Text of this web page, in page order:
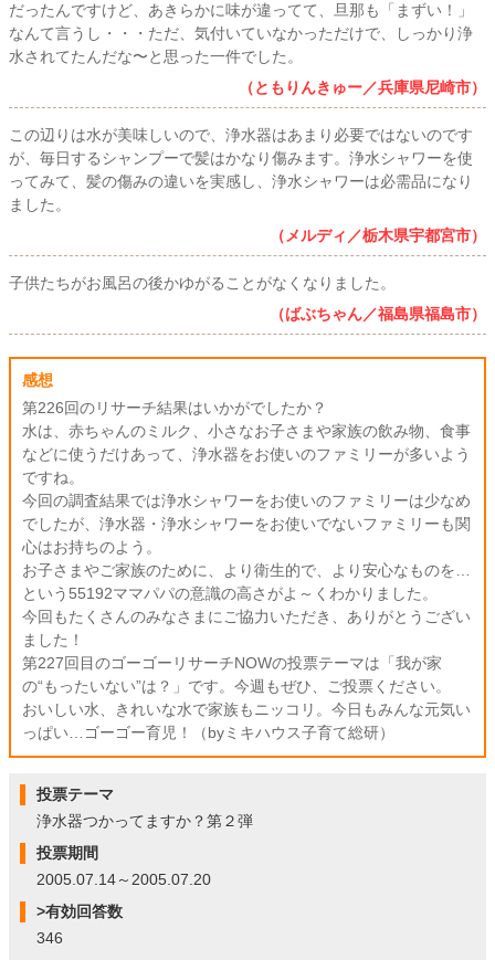
だったんですけど、あきらかに味が違ってて、旦那も「まずい！」
なんて言うし・・・ただ、気付いていなかっただけで、しっかり浄
水されてたんだな〜と思った一件でした。
（ともりんきゅー／兵庫県尼崎市）
この辺りは水が美味しいので、浄水器はあまり必要ではないのです
が、毎日するシャンプーで髪はかなり傷みます。浄水シャワーを使
ってみて、髪の傷みの違いを実感し、浄水シャワーは必需品になり
ました。
（メルディ／栃木県宇都宮市）
子供たちがお風呂の後かゆがることがなくなりました。
（ばぶちゃん／福島県福島市）
感想
第226回のリサーチ結果はいかがでしたか？
水は、赤ちゃんのミルク、小さなお子さまや家族の飲み物、食事
などに使うだけあって、浄水器をお使いのファミリーが多いよう
ですね。
今回の調査結果では浄水シャワーをお使いのファミリーは少なめ
でしたが、浄水器・浄水シャワーをお使いでないファミリーも関
心はお持ちのよう。
お子さまやご家族のために、より衛生的で、より安心なものを…
という55192ママパパの意識の高さがよ～くわかりました。
今回もたくさんのみなさまにご協力いただき、ありがとうござい
ました！
第227回目のゴーゴーリサーチNOWの投票テーマは「我が家
の“もったいない”は？」です。今週もぜひ、ご投票ください。
おいしい水、きれいな水で家族もニッコリ。今日もみんな元気い
っぱい…ゴーゴー育児！（byミキハウス子育て総研）
投票テーマ
浄水器つかってますか？第２弾
投票期間
2005.07.14～2005.07.20
>有効回答数
346